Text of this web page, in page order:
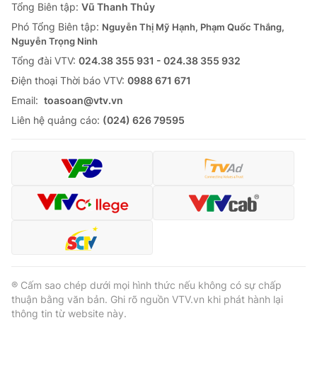
Tổng Biên tập: Vũ Thanh Thủy
Phó Tổng Biên tập: Nguyễn Thị Mỹ Hạnh, Phạm Quốc Thắng,
Nguyễn Trọng Ninh
Tổng đài VTV: 024.38 355 931 - 024.38 355 932
Ðiện thoại Thời báo VTV: 0988 671 671
Email: toasoan@vtv.vn
Liên hệ quảng cáo: (024) 626 79595
® Cấm sao chép dưới mọi hình thức nếu không có sự chấp
thuận bằng văn bản. Ghi rõ nguồn VTV.vn khi phát hành lại
thông tin từ website này.